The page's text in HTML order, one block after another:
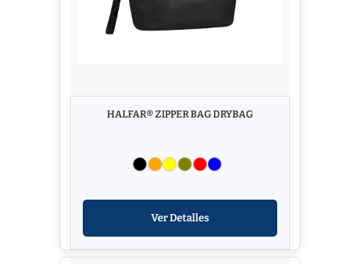
HALFAR® ZIPPER BAG DRYBAG
Ver Detalles